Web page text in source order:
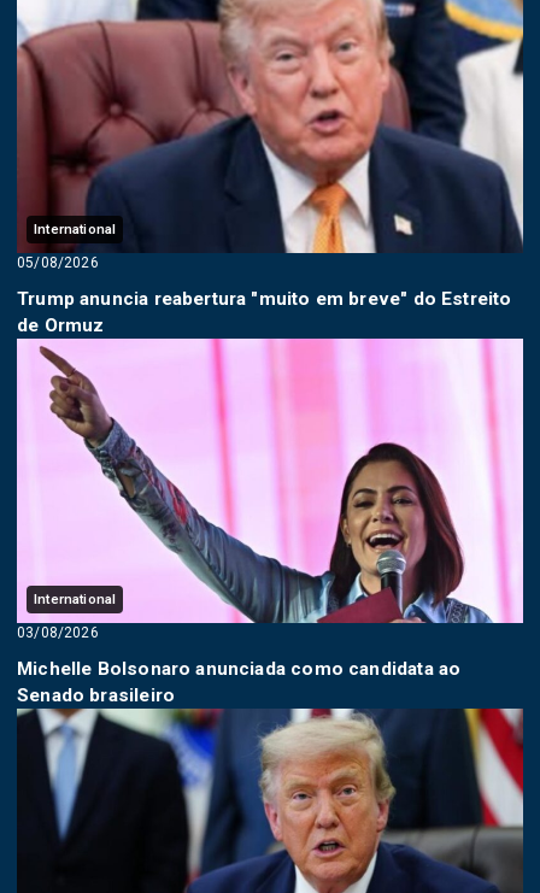
International
05/08/2026
Trump anuncia reabertura "muito em breve" do Estreito
de Ormuz
International
03/08/2026
Michelle Bolsonaro anunciada como candidata ao
Senado brasileiro